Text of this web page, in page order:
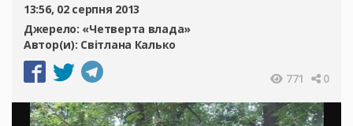
13:56, 02 серпня 2013
Джерело: «Четверта влада»
Автор(и): Світлана Калько
771 0